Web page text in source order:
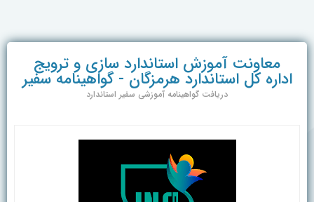
معاونت آموزش استاندارد سازی و ترویج
اداره کل استاندارد هرمزگان - گواهینامه سفیر
دریافت گواهینامه آموزشی سفیر استاندارد